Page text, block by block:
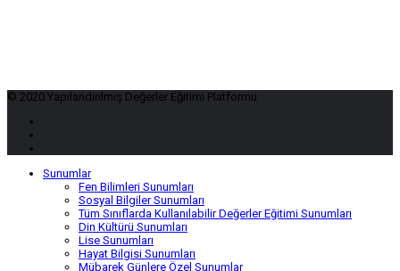
© 2020 Yapılandırılmış Değerler Eğitimi Platformu
Sunumlar
Fen Bilimleri Sunumları
Sosyal Bilgiler Sunumları
Tüm Sınıflarda Kullanılabilir Değerler Eğitimi Sunumları
Din Kültürü Sunumları
Lise Sunumları
Hayat Bilgisi Sunumları
Mübarek Günlere Özel Sunumlar